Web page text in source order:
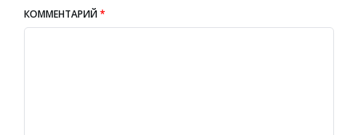
КОММЕНТАРИЙ*